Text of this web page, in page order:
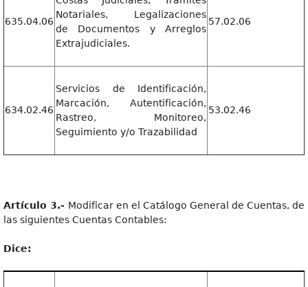
635.04.06
Notariales, Legalizaciones
de Documentos y Arreglos
Extrajudiciales.
57.02.06
634.02.46
Servicios de Identificación,
Marcación, Autentificación,
Rastreo, Monitoreo,
Seguimiento y/o Trazabilidad
53.02.46
Artícul o 3.- Modificar en el Catálogo General de Cuentas, de
las siguientes Cuentas Contables:
Dice: